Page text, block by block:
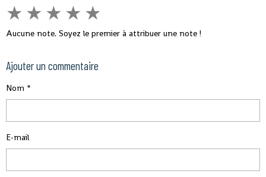
★ ★ ★ ★ ★
Aucune note. Soyez le premier à attribuer une note !
Ajouter un commentaire
Nom
E-mail